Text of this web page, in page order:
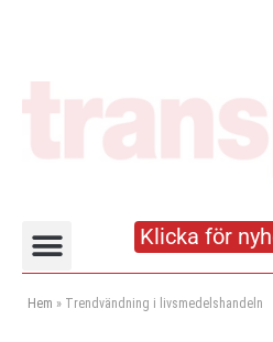
Klicka för
Hem » Trendvändning i livsmedelshandeln